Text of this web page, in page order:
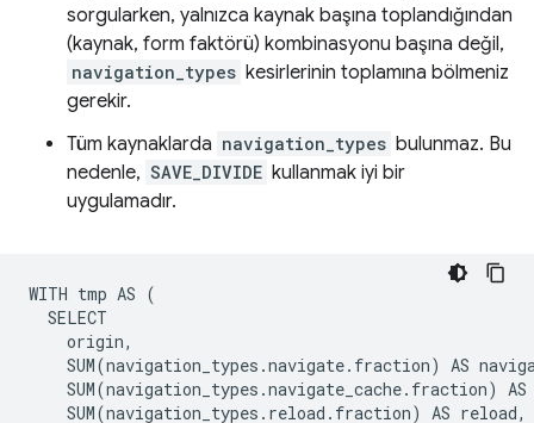
sorgularken, yalnızca kaynak başına toplandığından
(kaynak, form faktörü) kombinasyonu başına değil,
navigation_types kesirlerinin toplamına bölmeniz
gerekir.
Tüm kaynaklarda navigation_types bulunmaz. Bu
nedenle, SAVE_DIVIDE kullanmak iyi bir
uygulamadır.
WITH tmp AS (
  SELECT
    origin,
SUM(navigation_types.navigate.fraction) AS
SUM(navigation_types.navigate_cache.fraction) AS
    SUM(navigation_types.reload.fraction) AS reload,